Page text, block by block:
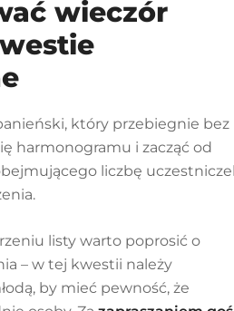
wieczór
który przebiegnie bez
harmonogramu i zacząć od
liczbę
listy warto poprosić o
– w tej kwestii należy
by mieć pewność, że